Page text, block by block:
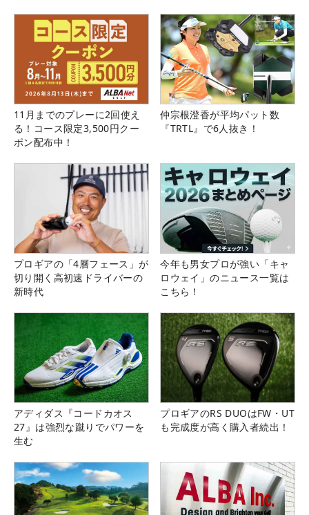
11月までのプレーに2回使え
る！コース限定3,500円クー
ポン配布中！
仲宗根澄香が平均パット数
『TRTL』で6人抜き！
プロギアの「4層フェース」が
切り開く高初速ドライバーの
新時代
今年も男女プロが強い「キャ
ロウェイ」のニュース一覧は
こちら！
アディダス『コードカオス
27』は強烈な蹴りでパワーを
生む
プロギアのRS DUOはFW・UT
も完成度が高く購入者続出！